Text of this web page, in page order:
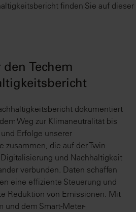
finden Sie auf dieser
den Techem
dokumentiert
Weg zur Klimaneutralität bis
Erfolge unserer
zusammen, die auf der Twin
und Nachhaltigkeit
verbunden. Daten schaffen
eine effiziente Steuerung und
Reduktion von Emissionen. Mit
und dem Smart-Meter-